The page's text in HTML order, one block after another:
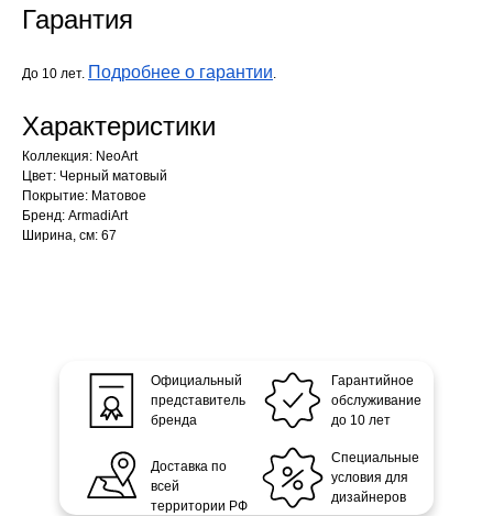
Гарантия
До 10 лет. Подробнее о гарантии.
Характеристики
Коллекция: NeoArt
Цвет: Черный матовый
Покрытие: Матовое
Бренд: ArmadiArt
Ширина, см: 67
Официальный
представитель
бренда
Доставка по
всей
территории РФ
Гарантийное
обслуживание
до 10 лет
Специальные
условия для
дизайнеров